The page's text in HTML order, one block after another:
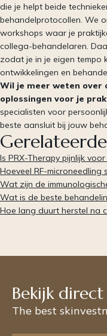
die je helpt beide
behandelprotocollen. We
workshops waar je
collega-behandelaren.
zodat je in je eigen tempo
ontwikkelingen en
Wil je meer weten over
oplossingen voor je
specialisten voor
beste aansluit bij jouw
Is PRX-Therapy pijnlijk
Hoeveel RF-
Wat zijn de
Wat is de beste
Hoe lang duurt herstel na
Bekijk
The best